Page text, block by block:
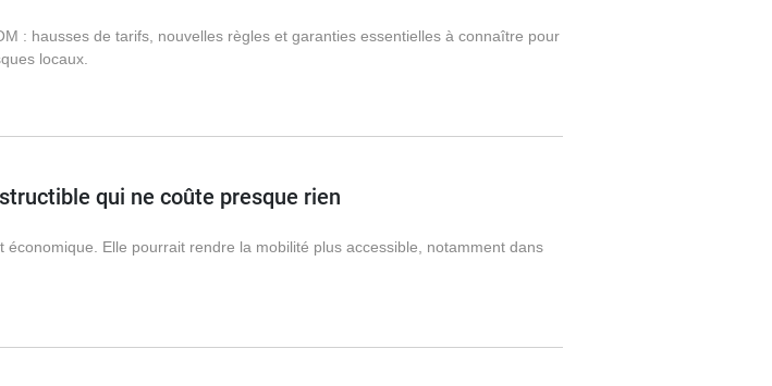
: hausses de tarifs, nouvelles règles et garanties essentielles à connaître pour
locaux.
qui ne coûte presque rien
Elle pourrait rendre la mobilité plus accessible, notamment dans